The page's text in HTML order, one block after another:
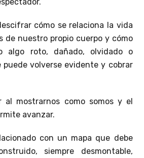
cómo se relaciona la vida
de nuestro propio cuerpo y cómo
algo roto, dañado, olvidado o
volverse evidente y cobrar
al mostrarnos como somos y el
avanzar.
con un mapa que debe
siempre desmontable,